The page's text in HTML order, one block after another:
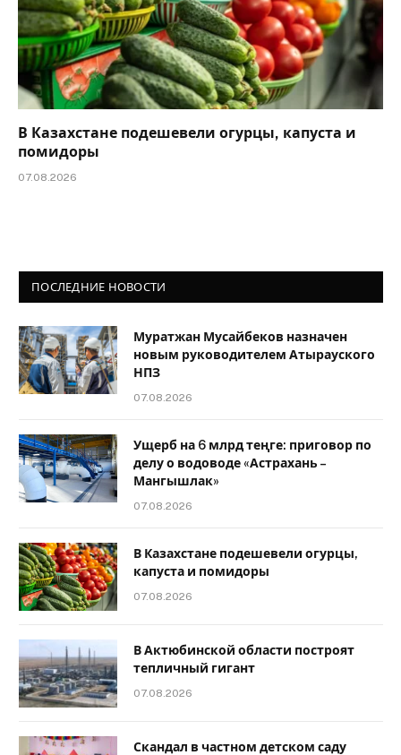
В Казахстане подешевели огурцы, капуста и
помидоры
07.08.2026
ПОСЛЕДНИЕ НОВОСТИ
Муратжан Мусайбеков назначен
новым руководителем Атырауского
НПЗ
07.08.2026
Ущерб на 6 млрд теңге: приговор по
делу о водоводе «Астрахань –
Мангышлак»
07.08.2026
В Казахстане подешевели огурцы,
капуста и помидоры
07.08.2026
В Актюбинской области построят
тепличный гигант
07.08.2026
Скандал в частном детском саду